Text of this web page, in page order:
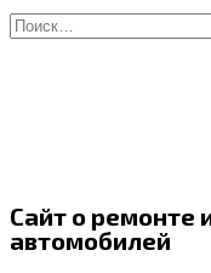
Перейти
к
Search
for:
Сайт о ремонте
автомобилей